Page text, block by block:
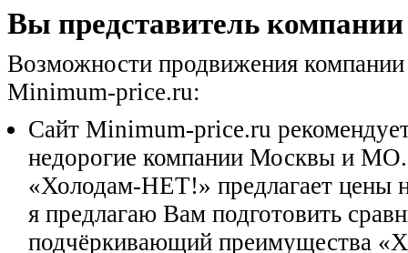
Вы представитель
Возможности продвижения
Minimum-price.ru:
Сайт Minimum-price.ru
недорогие компании Москвы и
«Холодам-НЕТ!» предлагает цены
я предлагаю Вам подготовить
подчёркивающий преимущества